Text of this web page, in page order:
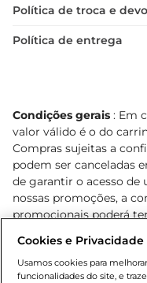
Política de troca e
Política de entrega
Condições gerais : Em
valor válido é o do
Compras sujeitas a
podem ser canceladas
de garantir o acesso
nossas promoções, a
promocionais poderá
o e-commerce e
sofrer alterações sem
Cookies e Privacidade
Usamos cookies para
funcionalidades do site, e